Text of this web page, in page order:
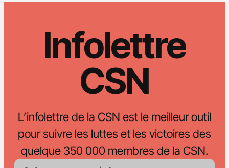
Infolettre
CSN
L’infolettre de la CSN est le meilleur outil
pour suivre les luttes et les victoires des
quelque 350 000 membres de la CSN.